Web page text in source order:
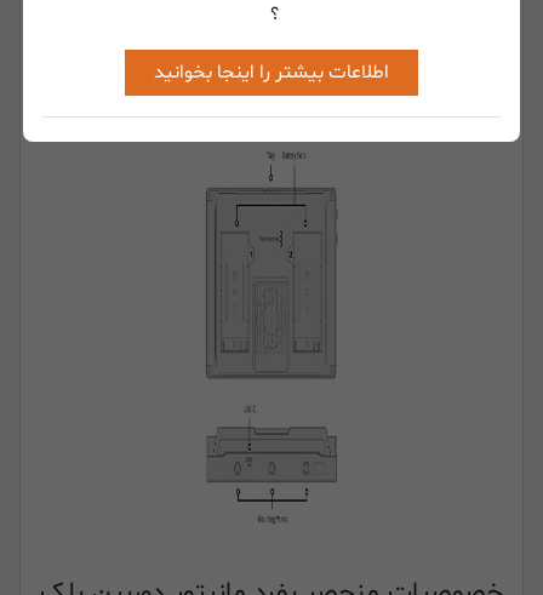
؟
اطلاعات بیشتر را اینجا بخوانید